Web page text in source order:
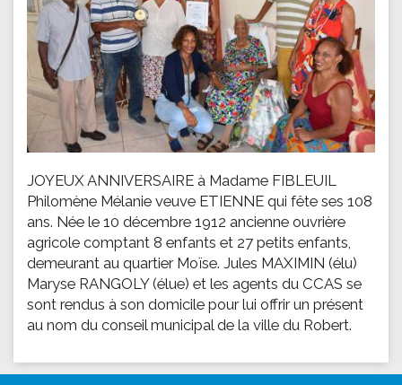
JOYEUX ANNIVERSAIRE à Madame FIBLEUIL
Philomène Mélanie veuve ETIENNE qui fête ses 108
ans. Née le 10 décembre 1912 ancienne ouvrière
agricole comptant 8 enfants et 27 petits enfants,
demeurant au quartier Moïse. Jules MAXIMIN (élu)
Maryse RANGOLY (élue) et les agents du CCAS se
sont rendus à son domicile pour lui offrir un présent
au nom du conseil municipal de la ville du Robert.